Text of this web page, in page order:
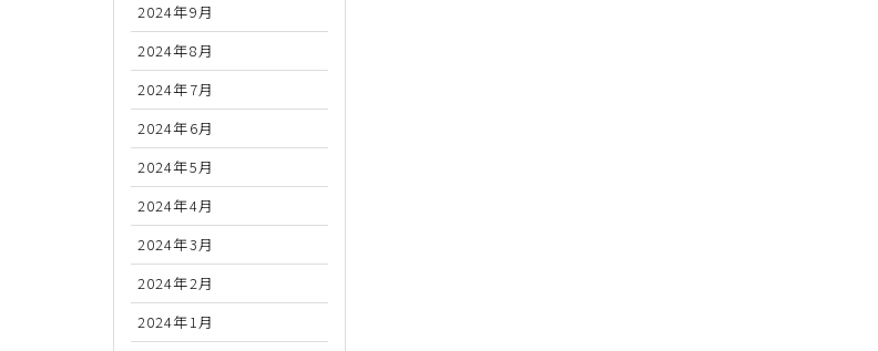
2024年9月
2024年8月
2024年7月
2024年6月
2024年5月
2024年4月
2024年3月
2024年2月
2024年1月